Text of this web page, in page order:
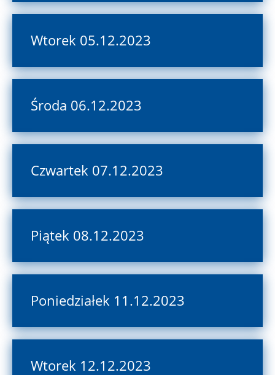
Wtorek 05.12.2023
Środa 06.12.2023
Czwartek 07.12.2023
Piątek 08.12.2023
Poniedziałek 11.12.2023
Wtorek 12.12.2023